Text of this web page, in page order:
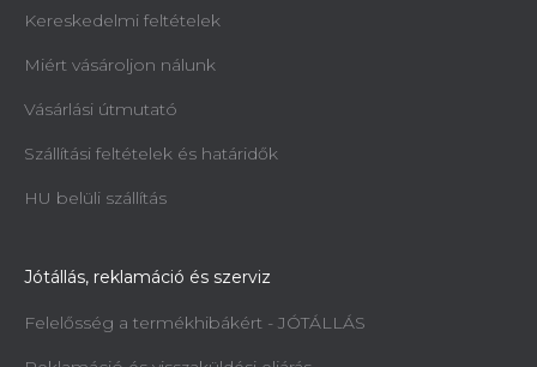
Kereskedelmi feltételek
Miért vásároljon nálunk
Vásárlási útmutató
Szállítási feltételek és határidők
HU belüli szállítás
Jótállás, reklamáció és szerviz
Felelősség a termékhibákért - JÓTÁLLÁS